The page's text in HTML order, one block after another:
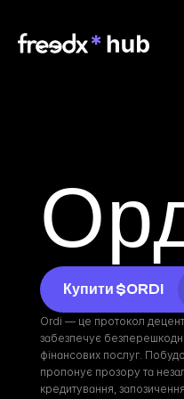
Купити $ORDI
Ordi — це протокол
забезпечує
фінансових послуг.
пропонує прозору та
кредитування,